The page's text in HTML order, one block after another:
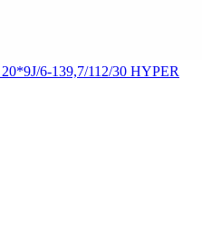
6-139,7/112/30 HYPER